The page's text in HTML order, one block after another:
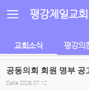
평강제일교회
교회소식 평강의
공동의회 회원 명부 공
Date 2026.07.12